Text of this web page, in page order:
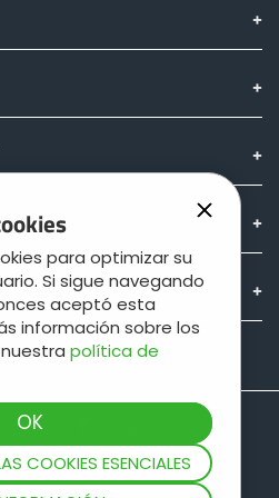
para optimizar su
Si sigue navegando
aceptó esta
información sobre los
política de
COOKIES ESENCIALES